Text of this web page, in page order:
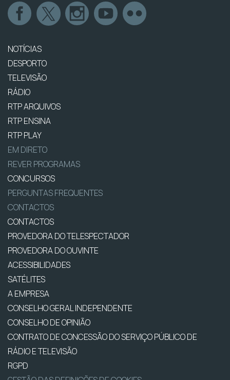
NOTÍCIAS
DESPORTO
TELEVISÃO
RÁDIO
RTP ARQUIVOS
RTP ENSINA
RTP PLAY
EM DIRETO
REVER PROGRAMAS
CONCURSOS
PERGUNTAS FREQUENTES
CONTACTOS
CONTACTOS
PROVEDORA DO TELESPECTADOR
PROVEDORA DO OUVINTE
ACESSIBILIDADES
SATÉLITES
A EMPRESA
CONSELHO GERAL INDEPENDENTE
CONSELHO DE OPINIÃO
CONTRATO DE CONCESSÃO DO SERVIÇO PÚBLICO DE
RÁDIO E TELEVISÃO
RGPD